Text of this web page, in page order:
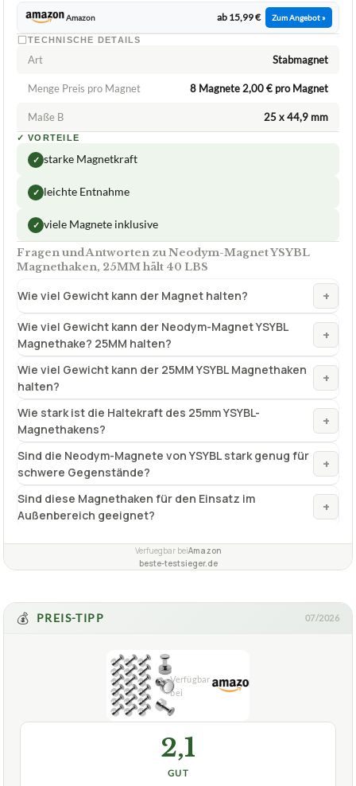
Amazon ab 15,99 € Zum Angebot »
TECHNISCHE DETAILS
Art Stabmagnet
Menge Preis pro Magnet 8 Magnete 2,00 € pro Magnet
Maße B 25 x 44,9 mm
✓ VORTEILE
✓ starke Magnetkraft
✓ leichte Entnahme
✓ viele Magnete inklusive
Fragen und Antworten zu Neodym-Magnet YSYBL
Magnethaken, 25MM hält 40 LBS
Wie viel Gewicht kann der Magnet halten? +
Wie viel Gewicht kann der Neodym-Magnet YSYBL
Magnethake? 25MM halten?
+
Wie viel Gewicht kann der 25MM YSYBL Magnethaken
halten?
+
Wie stark ist die Haltekraft des 25mm YSYBL-
Magnethakens?
+
Sind die Neodym-Magnete von YSYBL stark genug für
schwere Gegenstände?
+
Sind diese Magnethaken für den Einsatz im
Außenbereich geeignet?
+
Verfuegbar beiAmazon
beste-testsieger.de
💰 PREIS-TIPP 07/2026
2,1
GUT